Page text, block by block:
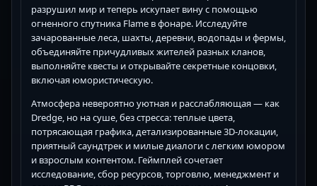
разрушил мир и теперь искупает вину с помощью
огненного спутника Flame в фонаре. Исследуйте
зачарованные леса, шахты, деревни, водопады и фермы,
объединяйте причудливых жителей разных кланов,
выполняйте квесты и открывайте секретные концовки,
включая юмористическую.
Атмосфера невероятно уютная и расслабляющая — как
Dredge, но на суше, без стресса: теплые цвета,
потрясающая графика, детализированные 3D-локации,
приятный саундтрек и милые диалоги с легким юмором
и взрослым контентом. Геймплей сочетает
исследование, сбор ресурсов, торговлю, менеджмент и